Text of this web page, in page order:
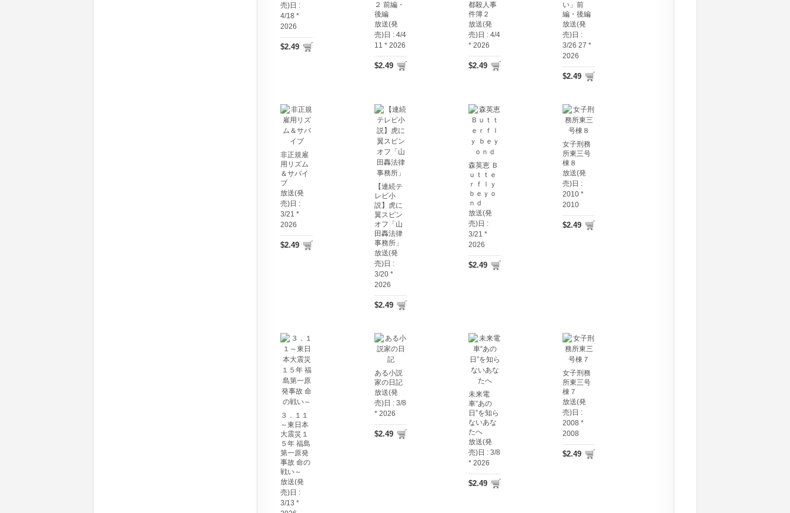
売)日 :
4/18 *
2026
$2.49
２ 前編・
後編
放送(発
売)日 : 4/4
11 * 2026
$2.49
都殺人事
件簿２
放送(発
売)日 : 4/4
* 2026
$2.49
い」前
編・後編
放送(発
売)日 :
3/26 27 *
2026
$2.49
非正規雇
用リズム
＆サバイ
ブ
放送(発
売)日 :
3/21 *
2026
$2.49
【連続テ
レビ小
説】虎に
翼スピン
オフ「山
田轟法律
事務所」
放送(発
売)日 :
3/20 *
2026
$2.49
森英恵 Ｂ
ｕｔｔｅ
ｒｆｌｙ
ｂｅｙｏ
ｎｄ
放送(発
売)日 :
3/21 *
2026
$2.49
女子刑務
所東三号
棟８
放送(発
売)日 :
2010 *
2010
$2.49
３．１１
～東日本
大震災１
５年 福島
第一原発
事故 命の
戦い～
放送(発
売)日 :
3/13 *
ある小説
家の日記
放送(発
売)日 : 3/8
* 2026
$2.49
未来電
車“あの
日”を知ら
ないあな
たへ
放送(発
売)日 : 3/8
* 2026
$2.49
女子刑務
所東三号
棟７
放送(発
売)日 :
2008 *
2008
$2.49